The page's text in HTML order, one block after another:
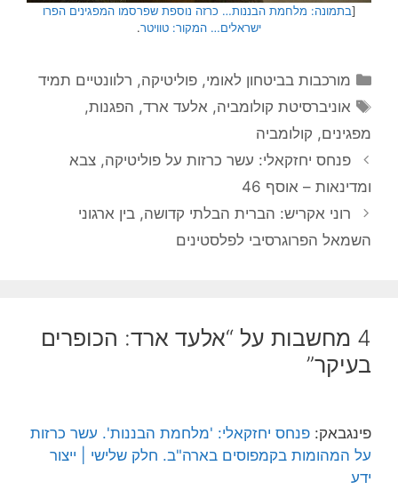
[בתמונה: מלחמת הבננות… כרזה נוספת שפרסמו המפגינים הפרו
ישראלים… המקור: טוויטר.
קטגוריות
מורכבות בביטחון לאומי,פוליטיקה, רלוונטיים תמיד
תגיות
אוניברסיטת קולומביה, אלעד ארד, הפגנות,
מפגינים, קולומביה
פנחס יחזקאלי: עשר כרזות על פוליטיקה, צבא
ומדינאות – אוסף 46
רוני אקריש: הברית הבלתי קדושה, בין ארגוני
השמאל הפרוגרסיבי לפלסטינים
4 מחשבות על “אלעד ארד: הכופרים
בעיקר”
פינגבאק: פנחס יחזקאלי: 'מלחמת הבננות'. עשר כרזות
על המהומות בקמפוסים בארה"ב. חלק שלישי | ייצור
ידע